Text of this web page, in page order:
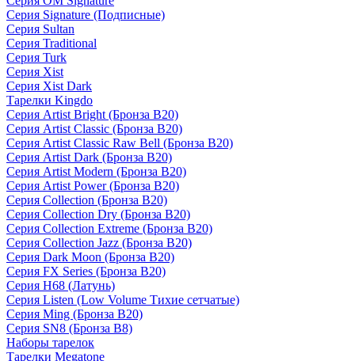
Серия Signature (Подписные)
Серия Sultan
Серия Traditional
Серия Turk
Серия Xist
Серия Xist Dark
Тарелки Kingdo
Серия Artist Bright (Бронза B20)
Серия Artist Classic (Бронза B20)
Серия Artist Classic Raw Bell (Бронза B20)
Серия Artist Dark (Бронза B20)
Серия Artist Modern (Бронза B20)
Серия Artist Power (Бронза B20)
Серия Collection (Бронза B20)
Серия Collection Dry (Бронза B20)
Серия Collection Extreme (Бронза B20)
Серия Collection Jazz (Бронза B20)
Серия Dark Moon (Бронза B20)
Серия FX Series (Бронза B20)
Серия H68 (Латунь)
Серия Listen (Low Volume Тихие сетчатые)
Серия Ming (Бронза B20)
Серия SN8 (Бронза B8)
Наборы тарелок
Тарелки Megatone